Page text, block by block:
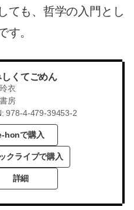
ても、哲学の入門とし
す。
しくてごめん
衣
房
978-4-479-39453-2
honで購入
クライブで購入
詳細